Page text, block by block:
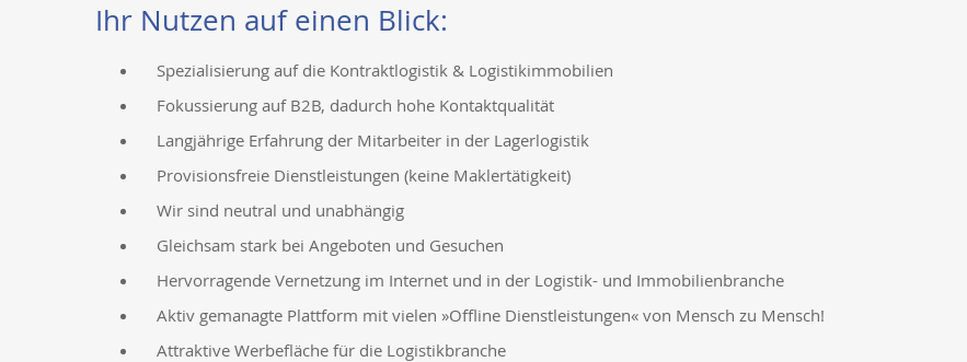
Ihr Nutzen auf einen Blick:
Spezialisierung auf die Kontraktlogistik & Logistikimmobilien
Fokussierung auf B2B, dadurch hohe Kontaktqualität
Langjährige Erfahrung der Mitarbeiter in der Lagerlogistik
Provisionsfreie Dienstleistungen (keine Maklertätigkeit)
Wir sind neutral und unabhängig
Gleichsam stark bei Angeboten und Gesuchen
Hervorragende Vernetzung im Internet und in der Logistik- und Immobilienbranche
Aktiv gemanagte Plattform mit vielen »Offline Dienstleistungen« von Mensch zu Mensch!
Attraktive Werbefläche für die Logistikbranche